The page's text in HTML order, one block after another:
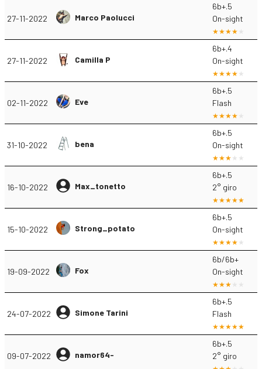
27-11-2022 Marco Paolucci
6b+.5
On-sight
27-11-2022 Camilla P
6b+.4
On-sight
02-11-2022 Eve
6b+.5
Flash
31-10-2022 bena
6b+.5
On-sight
16-10-2022 Max_tonetto
6b+.5
2° giro
15-10-2022 Strong_potato
6b+.5
On-sight
19-09-2022 Fox
6b/6b+
On-sight
24-07-2022 Simone Tarini
6b+.5
Flash
09-07-2022 namor64-
6b+.5
2° giro